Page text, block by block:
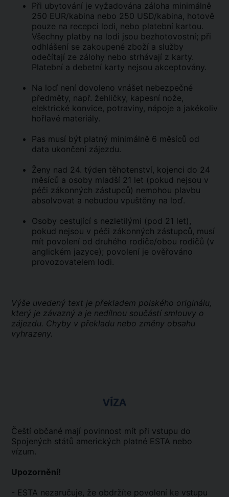
Při ubytování je vyžadována záloha minimálně
250 EUR/kabina nebo 250 USD/kabina, hotově
pouze na recepci lodi, nebo platební kartou.
Všechny platby na lodi jsou bezhotovostní; při
odhlášení se zakoupené zboží a služby
odečítají ze zálohy nebo strhávají z karty.
Platební a debetní karty nejsou akceptovány.
Na loď není dovoleno vnášet nebezpečné
předměty, např. žehličky, kapesní nože,
elektrické konvice, potraviny, nápoje a jakékoliv
hořlavé materiály.
Pas musí být platný minimálně 6 měsíců od
data ukončení zájezdu.
Ženy nad 24. týden těhotenství, kojenci do 24
měsíců a osoby mladší 21 let (pokud nejsou v
péči zákonných zástupců) nemohou plavbu
absolvovat a nebudou vpuštěny na loď.
Osoby cestující s nezletilými (pod 21 let),
pokud nejsou v péči zákonných zástupců, musí
mít povolení od druhého rodiče/obou rodičů (v
anglickém jazyce); povolení je ověřováno
provozovatelem lodi.
Výše uvedený text je překladem polského originálu,
který je závazný a je nedílnou součástí smlouvy o
zájezdu. Chyby v překladu nebo změny obsahu
vyhrazeny.
VÍZA
Čeští občané mají povinnost mít při vstupu do
Spojených států amerických platné ESTA nebo
vízum.
Upozornění!
- ESTA nezaručuje, že obdržíte povolení ke vstupu